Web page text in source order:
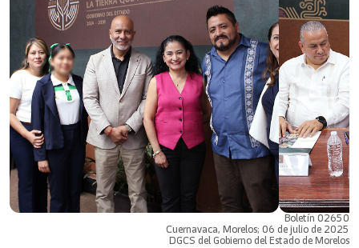
Boletín 02650
Cuernavaca, Morelos; 06 de julio de 2025
DGCS del Gobierno del Estado de Morelos